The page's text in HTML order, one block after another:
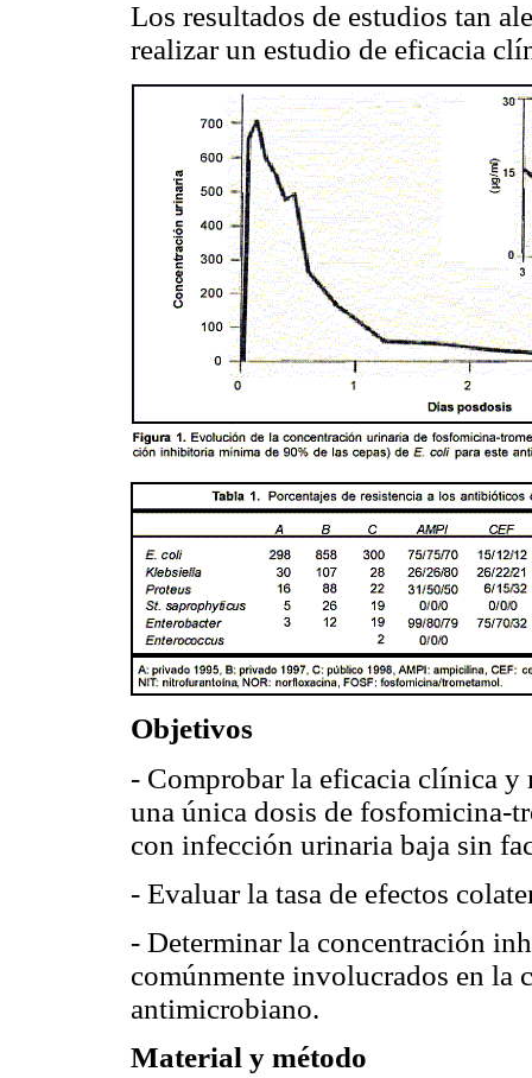
Los resultados de estudios tan
realizar un estudio de eficacia
Objetivos
- Comprobar la eficacia clínica
una única dosis de fosfomicina-
con infección urinaria baja sin
- Evaluar la tasa de efectos
- Determinar la concentración
comúnmente involucrados en la
antimicrobiano.
Material y método